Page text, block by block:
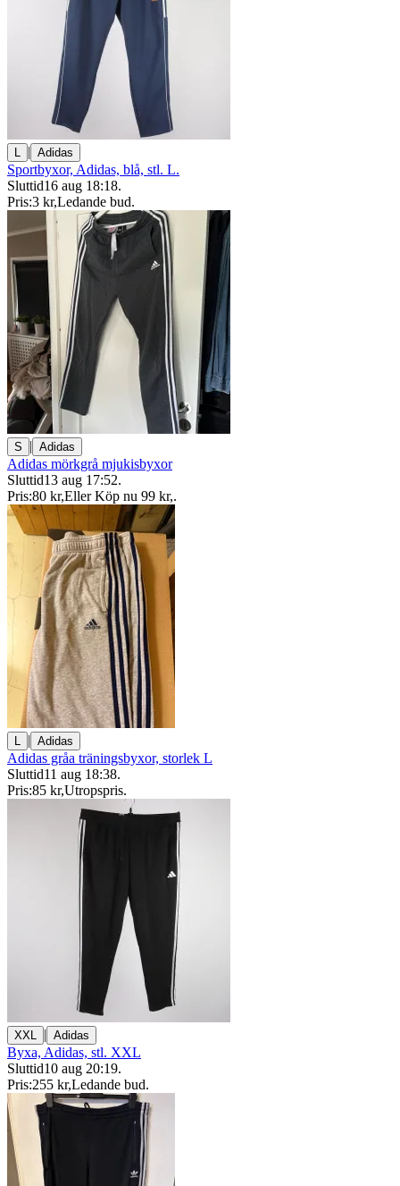
L | Adidas
Sportbyxor, Adidas, blå, stl. L.
Sluttid16 aug 18:18.
Pris:3 kr,Ledande bud.
S | Adidas
Adidas mörkgrå mjukisbyxor
Sluttid13 aug 17:52.
Pris:80 kr,Eller Köp nu 99 kr,.
L | Adidas
Adidas gråa träningsbyxor, storlek L
Sluttid11 aug 18:38.
Pris:85 kr,Utropspris.
XXL | Adidas
Byxa, Adidas, stl. XXL
Sluttid10 aug 20:19.
Pris:255 kr,Ledande bud.